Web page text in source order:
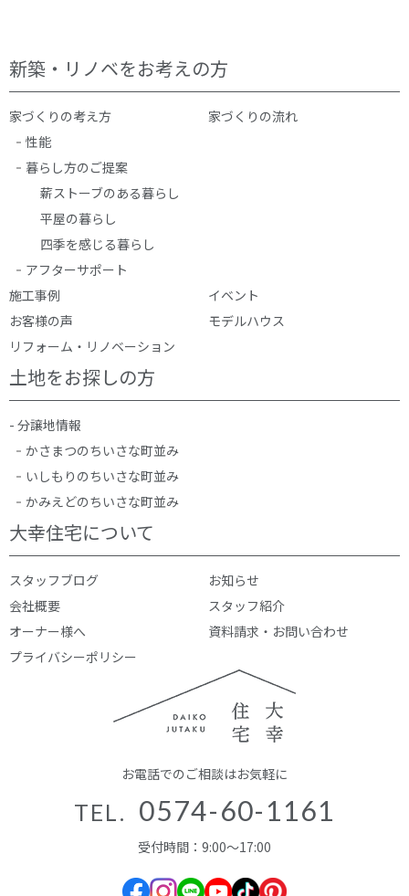
お電話でのご相談はお気軽に
TEL. 0574-60-1161
受付時間：9:00～17:00
新築・リノベをお考えの方
家づくりの考え方
性能
暮らし方のご提案
薪ストーブのある暮らし
平屋の暮らし
四季を感じる暮らし
アフターサポート
家づくりの流れ
施工事例
イベント
お客様の声
モデルハウス
リフォーム・リノベーション
土地をお探しの方
- 分譲地情報
かさまつのちいさな町並み
いしもりのちいさな町並み
かみえどのちいさな町並み
大幸住宅について
スタッフブログ
お知らせ
会社概要
スタッフ紹介
オーナー様へ
資料請求・お問い合わせ
プライバシーポリシー